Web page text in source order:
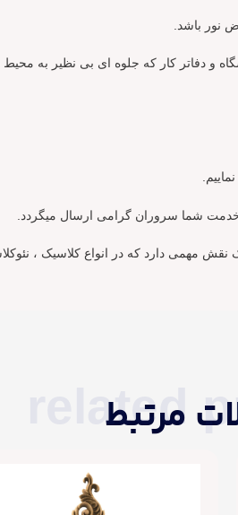
نور باشد.
و دفاتر کار که جلوه ای بی نظیر به
خدمت شما سروران گرامی ارسال میگردد.
مهمی دارد که در انواع کلاسیک ،
related
مرتبط